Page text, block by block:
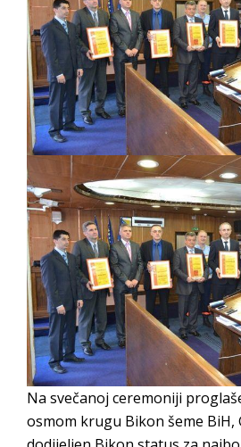
BORCE VOJSKE REPUBLIKE
SOCIJALNE POTREBE
Obrasci zahtjeva za
dostupni od 13. marta do
Zahtjev za izdavanje
Obavještenje za
JAVNI POZIV ZA PRIJAVU
ODLAGANjA OTPADA UZ
FINANSIJSKE NAGRADE
Na svečanoj ceremoniji
osmom krugu Bikon šeme BiH,